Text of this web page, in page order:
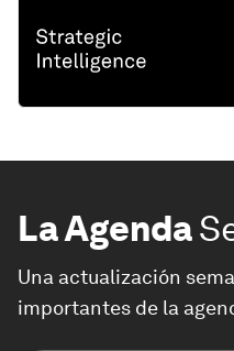
La Agenda
Una actualización
importantes de la